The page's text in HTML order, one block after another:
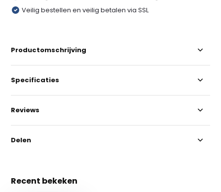
Veilig bestellen en veilig betalen via SSL
Productomschrijving
Specificaties
Reviews
Delen
Recent bekeken